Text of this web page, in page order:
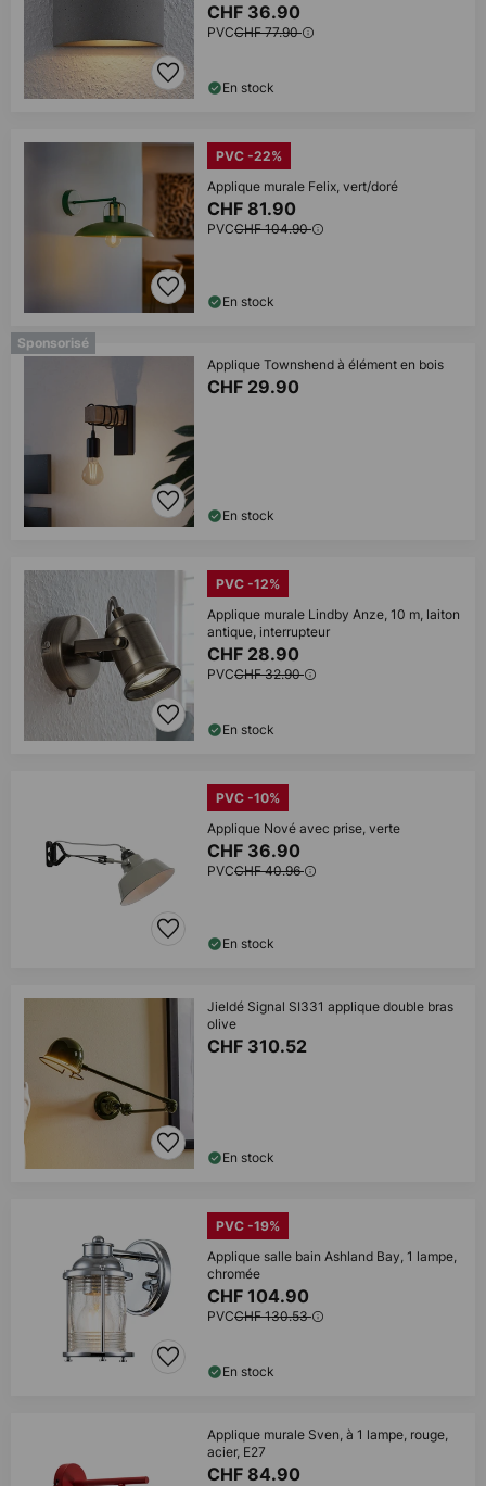
CHF 36.90
PVCCHF 77.90
En stock
PVC -22%
Applique murale Felix, vert/doré
CHF 81.90
PVCCHF 104.90
En stock
Sponsorisé
Applique Townshend à élément en bois
CHF 29.90
En stock
PVC -12%
Applique murale Lindby Anze, 10 m, laiton
antique, interrupteur
CHF 28.90
PVCCHF 32.90
En stock
PVC -10%
Applique Nové avec prise, verte
CHF 36.90
PVCCHF 40.96
En stock
Jieldé Signal SI331 applique double bras
olive
CHF 310.52
En stock
PVC -19%
Applique salle bain Ashland Bay, 1 lampe,
chromée
CHF 104.90
PVCCHF 130.53
En stock
Applique murale Sven, à 1 lampe, rouge,
acier, E27
CHF 84.90